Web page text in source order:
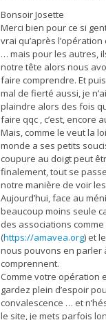
Bonsoir Josette
Merci bien pour ce si
vrai qu’après
… mais pour les autres,
notre tête alors nous
faire comprendre. Et
mal de fierté aussi, je
plaindre alors des fois
faire qqc , c’est, encore
Mais, comme le veut la
monde a ses petits
coupure au doigt peut
finalement, tout se
notre manière de voir
Aujourd’hui, face au
beaucoup moins seule
des associations comme
(https://amavea.org) et
nous pouvons en parler
comprennent.
Comme votre opération
gardez plein d’espoir
convalescence … et
le site, je mets parfois